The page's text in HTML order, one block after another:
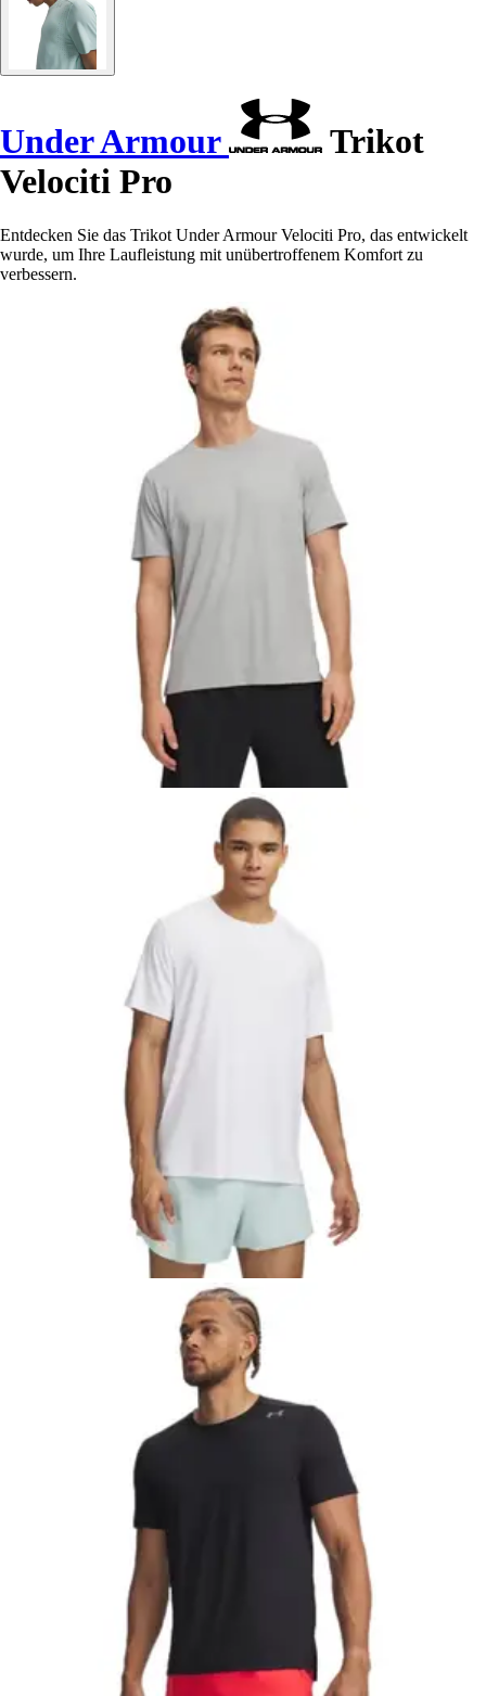
Under Armour
Trikot
Velociti Pro
Entdecken Sie das Trikot Under Armour Velociti Pro, das entwickelt
wurde, um Ihre Laufleistung mit unübertroffenem Komfort zu
verbessern.